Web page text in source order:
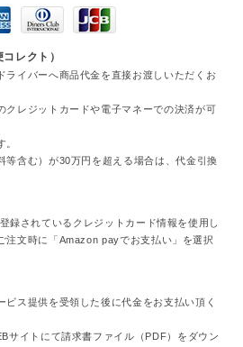
レクト）
ライバーへ商品代金を直接お渡しいただくお
クレジットカードや電子マネーでの決済が可
含む）が30万円を超える場合は、代金引換
録されているクレジットカード情報を使用し
注文時に「Amazon payでお支払い」を選択
ビス提供を受領した後に代金をお支払い頂く
サイトにて請求書ファイル（PDF）をダウン